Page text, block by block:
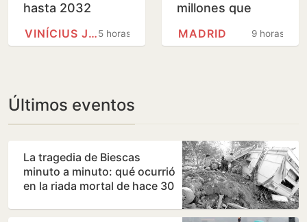
hasta 2032
5 horas
VINÍCIUS JÚNIOR
millones que
hacer sitio
9 horas
MADRID
Últimos eventos
La tragedia de Biescas
minuto a minuto: qué ocurrió
en la riada mortal de hace 30